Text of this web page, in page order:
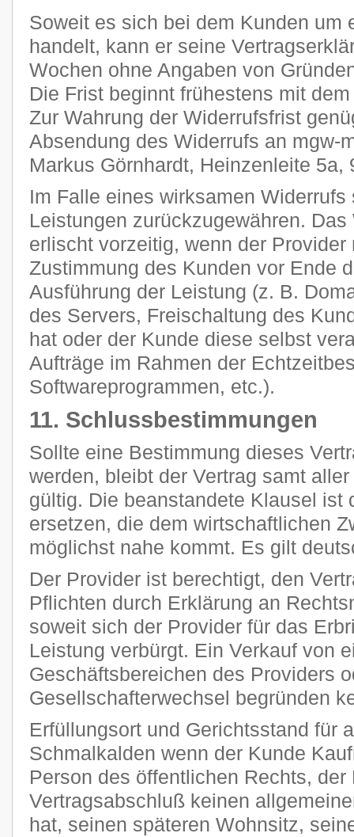
Soweit es sich bei dem Kunden um
handelt, kann er seine
Wochen ohne Angaben von
Die Frist beginnt frühestens mit
Zur Wahrung der Widerrufsfrist
Absendung des Widerrufs an mgw-
Markus Görnhardt, Heinzenleite 5a,
Im Falle eines wirksamen
Leistungen zurückzugewähren.
erlischt vorzeitig, wenn der
Zustimmung des Kunden vor Ende
Ausführung der Leistung (z. B.
des Servers, Freischaltung des
hat oder der Kunde diese selbst
Aufträge im Rahmen der
Softwareprogrammen, etc.).
11. Schlussbestimmungen
Sollte eine Bestimmung dieses
werden, bleibt der Vertrag samt
gültig. Die beanstandete Klausel ist
ersetzen, die dem wirtschaftlichen
möglichst nahe kommt. Es gilt
Der Provider ist berechtigt, den
Pflichten durch Erklärung an
soweit sich der Provider für das
Leistung verbürgt. Ein Verkauf von
Geschäftsbereichen des Providers
Gesellschafterwechsel begründen
Erfüllungsort und Gerichtsstand für
Schmalkalden wenn der Kunde
Person des öffentlichen Rechts, der
Vertragsabschluß keinen
hat, seinen späteren Wohnsitz,